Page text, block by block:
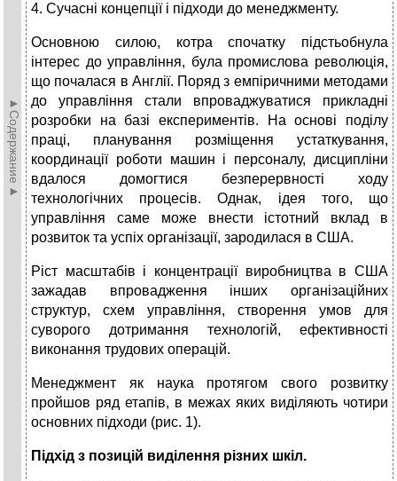
►Содержание►
4. Сучасні концепції і підходи до менеджменту.
Основною силою, котра спочатку підстьобнула
інтерес до управління, була промислова революція,
що почалася в Англії. Поряд з емпіричними методами
до управління стали впроваджуватися прикладні
розробки на базі експериментів. На основі поділу
праці, планування розміщення устаткування,
координації роботи машин і персоналу, дисципліни
вдалося домогтися безперервності ходу
технологічних процесів. Однак, ідея того, що
управління саме може внести істотний вклад в
розвиток та успіх організації, зародилася в США.
Ріст масштабів і концентрації виробництва в США
зажадав впровадження інших організаційних
структур, схем управління, створення умов для
суворого дотримання технологій, ефективності
виконання трудових операцій.
Менеджмент як наука протягом свого розвитку
пройшов ряд етапів, в межах яких виділяють чотири
основних підходи (рис. 1).
Підхід з позицій виділення різних шкіл.